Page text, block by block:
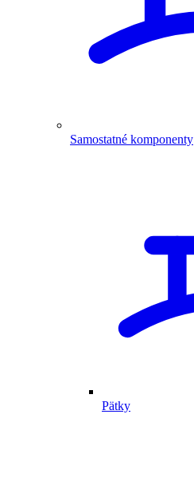
Samostatné komponenty
Pätky